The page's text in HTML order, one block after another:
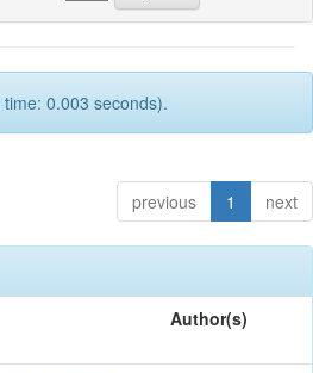
0.003 seconds).
previous 1 next
Author(s)